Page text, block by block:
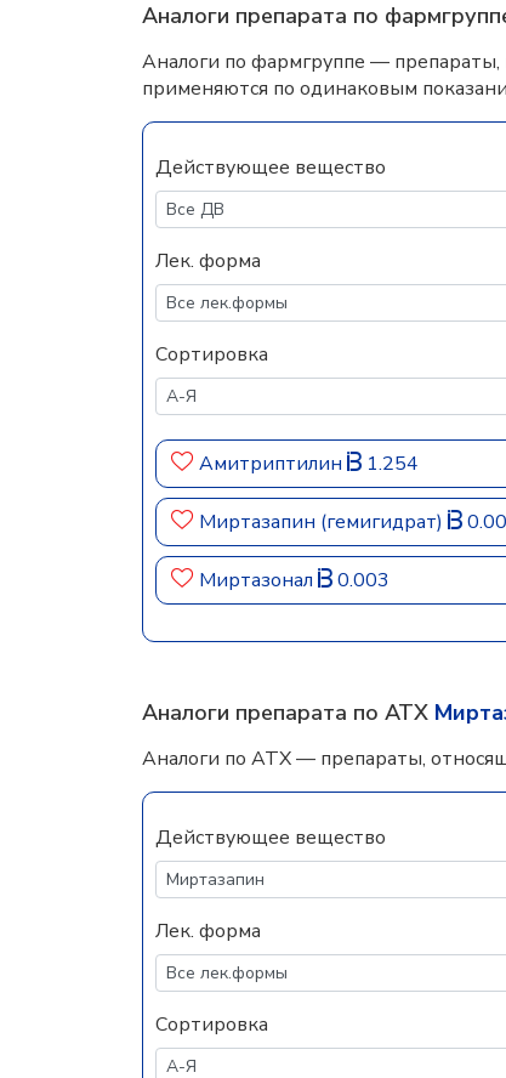
Аналоги препарата по
Аналоги по фармгруппе —
применяются по одинаковым
Действующее вещество
Лек. форма
Сортировка
Амитриптилин 1.254
Миртазапин (гемигидрат)
Миртазонал 0.003
Аналоги препарата по АТХ
Аналоги по АТХ — препараты,
Действующее вещество
Лек. форма
Сортировка